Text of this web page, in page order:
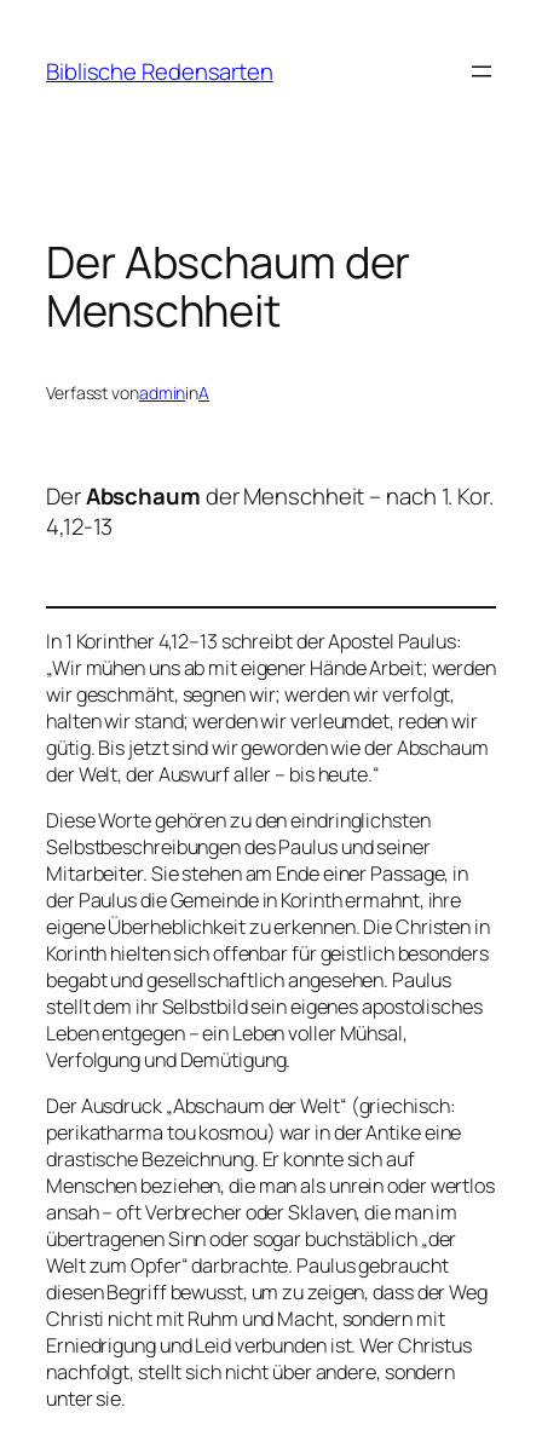
springen
Biblische Redensarten
Der Abschaum der
Menschheit
Verfasst vonadmininA
DerAbschaumder Menschheit – nach 1. Kor.
4,12-13
In 1 Korinther 4,12–13 schreibt der Apostel Paulus:
„Wir mühen uns ab mit eigener Hände Arbeit; werden
wir geschmäht, segnen wir; werden wir verfolgt,
halten wir stand; werden wir verleumdet, reden wir
gütig. Bis jetzt sind wir geworden wie der Abschaum
der Welt, der Auswurf aller – bis heute.“
Diese Worte gehören zu den eindringlichsten
Selbstbeschreibungen des Paulus und seiner
Mitarbeiter. Sie stehen am Ende einer Passage, in
der Paulus die Gemeinde in Korinth ermahnt, ihre
eigene Überheblichkeit zu erkennen. Die Christen in
Korinth hielten sich offenbar für geistlich besonders
begabt und gesellschaftlich angesehen. Paulus
stellt dem ihr Selbstbild sein eigenes apostolisches
Leben entgegen – ein Leben voller Mühsal,
Verfolgung und Demütigung.
Der Ausdruck „Abschaum der Welt“ (griechisch:
perikatharma tou kosmou) war in der Antike eine
drastische Bezeichnung. Er konnte sich auf
Menschen beziehen, die man als unrein oder wertlos
ansah – oft Verbrecher oder Sklaven, die man im
übertragenen Sinn oder sogar buchstäblich „der
Welt zum Opfer“ darbrachte. Paulus gebraucht
diesen Begriff bewusst, um zu zeigen, dass der Weg
Christi nicht mit Ruhm und Macht, sondern mit
Erniedrigung und Leid verbunden ist. Wer Christus
nachfolgt, stellt sich nicht über andere, sondern
unter sie.